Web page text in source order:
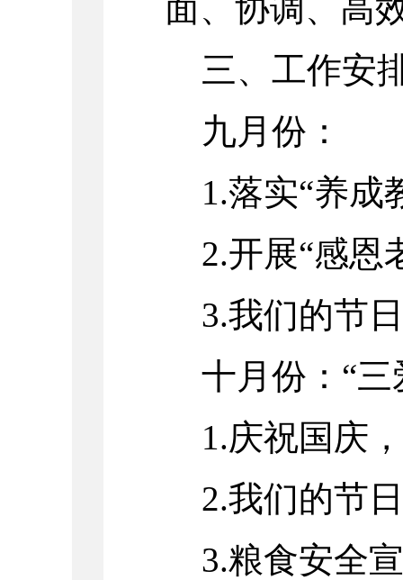
面、协调、高
三、工作安
九月份：
1.落实“养成
2.开展“感恩
3.我们的节
十月份：“
1.庆祝国庆
2.我们的节
3.粮食安全